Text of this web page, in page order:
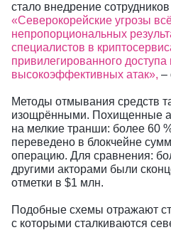
стало внедрение
«Северокорейские угрозы
непропорциональных
специалистов в
привилегированного
высокоэффективных атак», –
Методы отмывания средств
изощрёнными. Похищенные
на мелкие транши: более 60
переведено в блокчейне
операцию. Для сравнения:
другими акторами были
отметки в $1 млн.
Подобные схемы отражают
с которыми сталкиваются